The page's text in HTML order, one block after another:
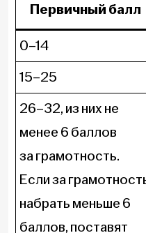
Первичный балл
0–14
15–25
26–32, из них не
менее 6 баллов
за грамотность.
Если за
набрать меньше 6
баллов, поставят